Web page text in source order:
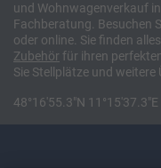
und Wohnwagenverkauf
Fachberatung. Besuchen
oder online. Sie finden
Zubehör für ihren
Sie Stellplätze und
48°16'55.3"N 11°15'37.3"E